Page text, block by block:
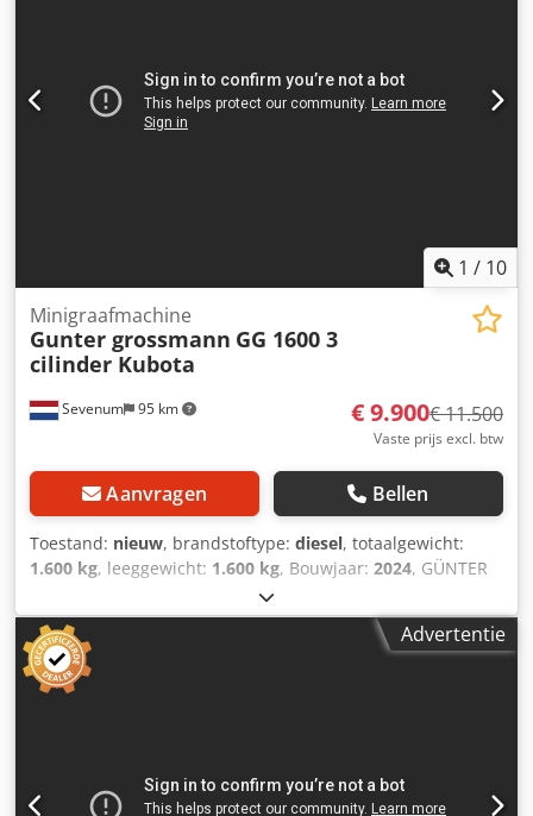
verrekenbaar voor ondernemers Levering en inruil altijd
mogelijk van alles in de industriële sectoren Lukas van
1 / 10
Sevenum 95 km
Minigraafmachine
Gunter grossmann GG 1600 3
cilinder Kubota
€ 9.900€ 11.500
Vaste prijs excl. btw
Aanvragen Bellen
Toestand: nieuw, brandstoftype: diesel, totaalgewicht:
1.600 kg, leeggewicht: 1.600 kg, Bouwjaar: 2024, GÜNTER
GROSSMANN GG1600 MINI GRAAFMACHINE 3 cilinder
KUBOTA Günter Grossmann GG1600 kubota Dankzij een
nauwe samenwerken tussen Günter Grossmann en Kubota
is de nieuwe GG1600 graafmachine onststaan.
Rupsgraafmachine Günter Grossmann GG1600.
Standaarduitrusting Graafbak 400mm Extra accessoires
Advertentie